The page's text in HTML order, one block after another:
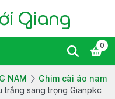
Giang
0
NAM
Ghim cài áo nam
trắng sang trọng Gianpkc